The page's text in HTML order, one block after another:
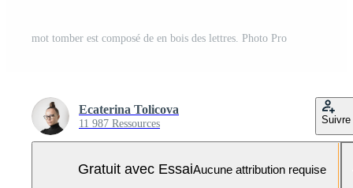
mot tomber est composé de en bois des lettres. Photo Pro
Ecaterina Tolicova
11 987 Ressources Suivre
Gratuit avec EssaiAucune attribution requise